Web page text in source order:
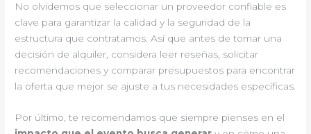
No olvidemos que seleccionar un proveedor confiable es
clave para garantizar la calidad y la seguridad de la
estructura que contratamos. Así que antes de tomar una
decisión de alquiler, considera leer reseñas, solicitar
recomendaciones y comparar presupuestos para encontrar
la oferta que mejor se ajuste a tus necesidades específicas.
Por último, te recomendamos que siempre pienses en el